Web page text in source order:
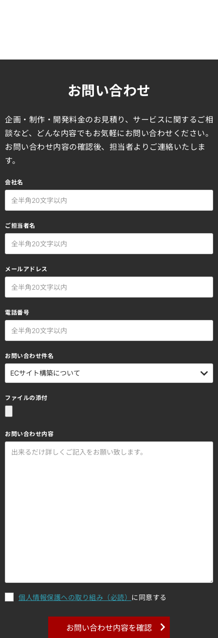
お問い合わせ
企画・制作・開発料金のお見積り、サービスに関するご相
談など、どんな内容でもお気軽にお問い合わせください。
お問い合わせ内容の確認後、担当者よりご連絡いたしま
す。
会社名
ご担当者名
メールアドレス
電話番号
お問い合わせ件名
ファイルの添付
お問い合わせ内容
個人情報保護への取り組み（必読） に同意する